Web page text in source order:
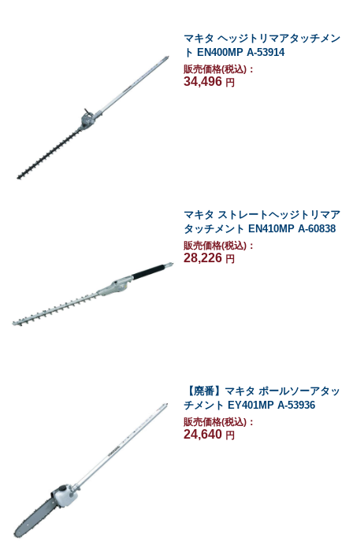
マキタ ヘッジトリマアタッチメン
ト EN400MP A-53914
販売価格(税込)：
34,496 円
マキタ ストレートヘッジトリマア
タッチメント EN410MP A-60838
販売価格(税込)：
28,226 円
【廃番】マキタ ポールソーアタッ
チメント EY401MP A-53936
販売価格(税込)：
24,640 円